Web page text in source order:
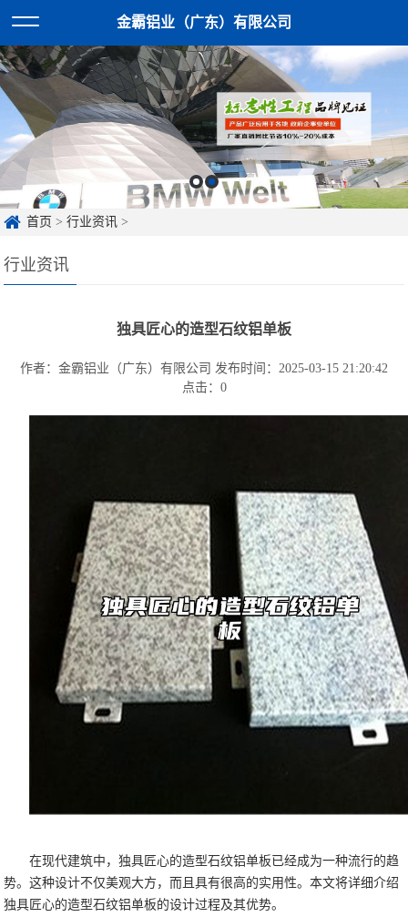
金霸铝业（广东）有限公司
首页 >行业资讯 >
行业资讯
独具匠心的造型石纹铝单板
作者：金霸铝业（广东）有限公司 发布时间：2025-03-15 21:20:42
点击： 0
在现代建筑中，独具匠心的造型石纹铝单板已经成为一种流行的趋
势。这种设计不仅美观大方，而且具有很高的实用性。本文将详细介绍
独具匠心的造型石纹铝单板的设计过程及其优势。